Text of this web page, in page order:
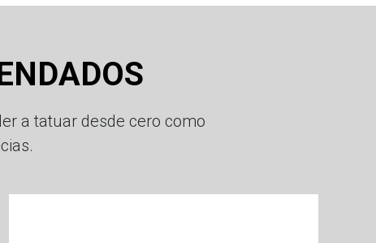
a tatuar desde cero como